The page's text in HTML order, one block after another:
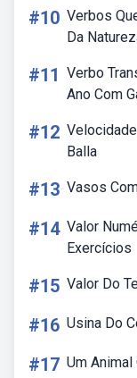
#10 Verbos
Da
#11 Verbo
Ano Com
#12
Balla
#13 Vasos
#14 Valor
Exercícios
#15 Valor Do
#16 Usina Do
#17 Um Animal